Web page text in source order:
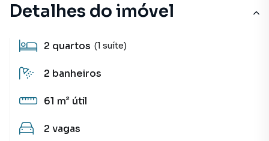
Detalhes do imóvel
2 quartos (1 suíte)
2 banheiros
61 m² útil
2 vagas